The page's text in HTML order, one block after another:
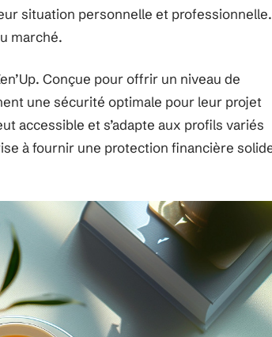
situation personnelle et professionnelle.
marché.
Conçue pour offrir un niveau de
une sécurité optimale pour leur projet
accessible et s’adapte aux profils variés
à fournir une protection financière